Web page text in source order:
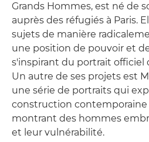
Grands Hommes, est né de
auprès des réfugiés à Paris.
sujets de manière
une position de pouvoir et
s'inspirant du portrait officiel
Un autre de ses projets est
une série de portraits qui
construction contemporaine
montrant des hommes
et leur vulnérabilité.